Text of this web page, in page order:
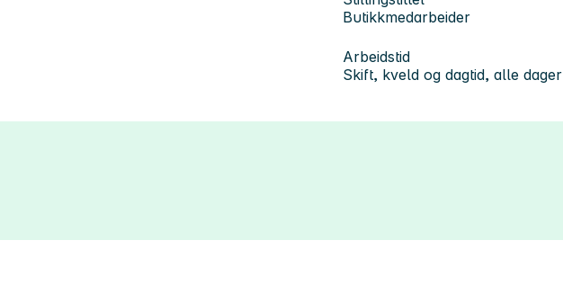
Butikkmedarbeider
Arbeidstid
Skift, kveld og dagtid, alle dager